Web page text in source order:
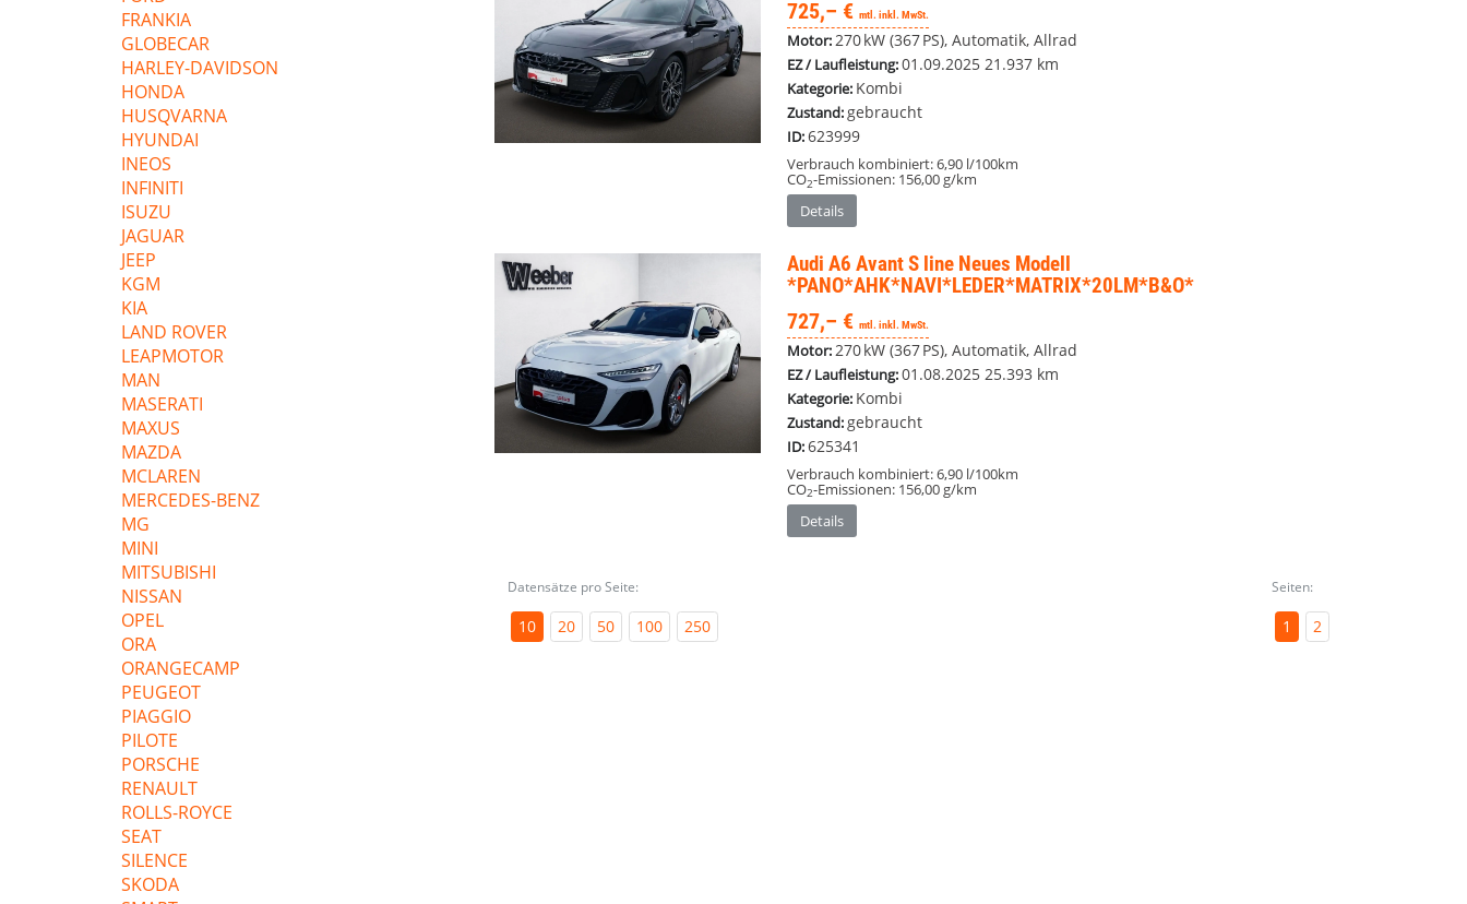
725,– € mtl. inkl. MwSt.
Motor:270 kW (367 PS), Automatik, Allrad
EZ / Laufleistung:01.09.2025 21.937 km
Kategorie: Kombi
Zustand:gebraucht
ID:623999
Verbrauch kombiniert:6,90 l/100km
CO2-Emissionen: 156,00 g/km
Details
Audi A6 AvantS line Neues Modell
*PANO*AHK*NAVI*LEDER*MATRIX*20LM*B&O*
727,– € mtl. inkl. MwSt.
Motor:270 kW (367 PS), Automatik, Allrad
EZ / Laufleistung:01.08.2025 25.393 km
Kategorie: Kombi
Zustand:gebraucht
ID:625341
Verbrauch kombiniert:6,90 l/100km
CO2-Emissionen: 156,00 g/km
Details
Datensätze pro Seite:
10 20 50 100 250
Seiten:
1 2
FRANKIA
GLOBECAR
HARLEY-DAVIDSON
HONDA
HUSQVARNA
HYUNDAI
INEOS
INFINITI
ISUZU
JAGUAR
JEEP
KGM
KIA
LAND ROVER
LEAPMOTOR
MAN
MASERATI
MAXUS
MAZDA
MCLAREN
MERCEDES-BENZ
MG
MINI
MITSUBISHI
NISSAN
OPEL
ORA
ORANGECAMP
PEUGEOT
PIAGGIO
PILOTE
PORSCHE
RENAULT
ROLLS-ROYCE
SEAT
SILENCE
SKODA